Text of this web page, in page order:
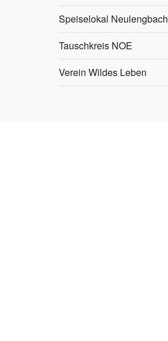
Speiselokal Neulengbach
Tauschkreis NOE
Verein Wildes Leben